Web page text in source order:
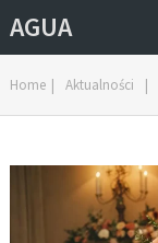
AGUA
Home | Aktualności |